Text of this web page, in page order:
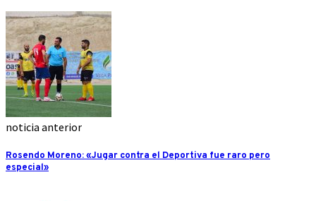
noticia anterior
Rosendo Moreno: «Jugar contra el Deportiva fue raro pero
especial»